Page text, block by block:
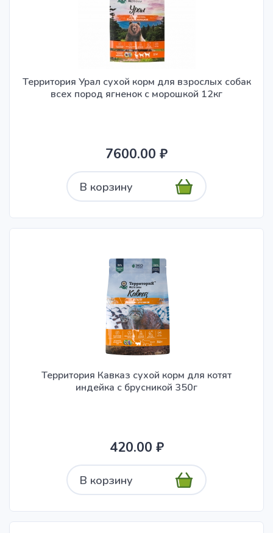
Территория Урал сухой корм для взрослых собак
всех пород ягненок с морошкой 12кг
7600.00 ₽
В корзину
Территория Кавказ сухой корм для котят
индейка с брусникой 350г
420.00 ₽
В корзину